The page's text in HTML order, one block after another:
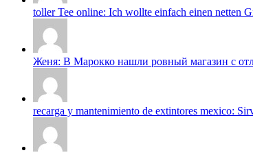
toller Tee online: Ich wollte einfach einen netten
Женя: В Марокко нашли ровный магазин с
recarga y mantenimiento de extintores mexico: